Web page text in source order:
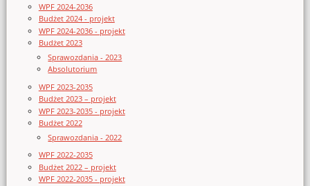
WPF 2024-2036
Budżet 2024 - projekt
WPF 2024-2036 - projekt
Budżet 2023
Sprawozdania - 2023
Absolutorium
WPF 2023-2035
Budżet 2023 – projekt
WPF 2023-2035 - projekt
Budżet 2022
Sprawozdania - 2022
WPF 2022-2035
Budżet 2022 – projekt
WPF 2022-2035 - projekt